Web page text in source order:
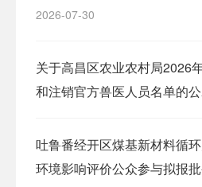
2026-07-30
关于高昌区农业农村局2026
和注销官方兽医人员名单的
吐鲁番经开区煤基新材料循
环境影响评价公众参与拟报